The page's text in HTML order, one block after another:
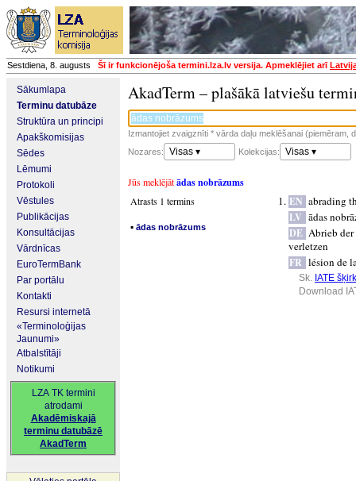
Sestdiena, 8. augusts Šī ir funkcionējoša termini.lza.lv versija. Apmeklējiet arī
Sākumlapa
Terminu datubāze
Struktūra un principi
Apakškomisijas
Sēdes
Lēmumi
Protokoli
Vēstules
Publikācijas
Konsultācijas
Vārdnīcas
EuroTermBank
Par portālu
Kontakti
Resursi internetā
«Terminoloģijas
Jaunumi»
Atbalstītāji
Notikumi
LZA TK termini
atrodami
Akadēmiskajā
terminu datubāzē
AkadTerm
AkadTerm – plašākā latviešu
Izmantojiet zvaigznīti * vārda daļu meklēšanai (piemēram,
Nozares:
Visas ▾ Kolekcijas: Visas ▾
Jūs meklējātādas nobrāzums
Atrasts 1 termins
▪ ādas nobrāzums
EN abrading
LV ādas
DE Abrieb
verletzen
FR lésion de
Sk. IATE
Download